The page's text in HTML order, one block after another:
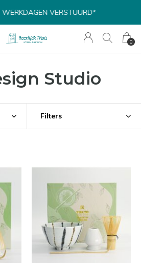
0
VERSTUURD*
Studio
Filters